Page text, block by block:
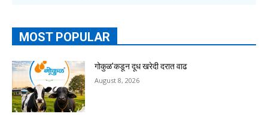
MOST POPULAR
गोकुळ’कडून दूध खरेदी दरात वाढ
August 8, 2026